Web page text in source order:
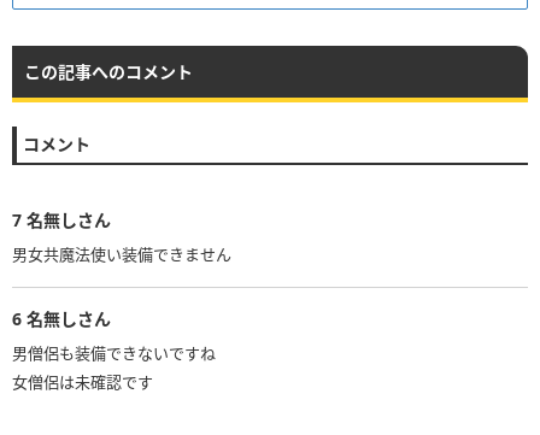
この記事へのコメント
コメント
7 名無しさん
男女共魔法使い装備できません
6 名無しさん
男僧侶も装備できないですね
女僧侶は未確認です